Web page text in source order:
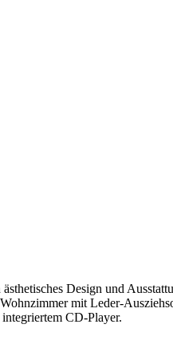
Design und
mit Leder-
CD-Player.